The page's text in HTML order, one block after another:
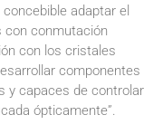
adaptar el
con conmutación
con los cristales
componentes
y capaces de controlar
ópticamente”.